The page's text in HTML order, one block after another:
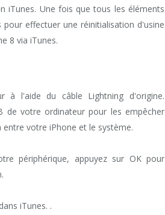
iTunes. Une fois que tous les éléments
effectuer une réinitialisation d'usine
8 via iTunes.
à l'aide du câble Lightning d'origine.
de votre ordinateur pour les empêcher
votre iPhone et le système.
périphérique, appuyez sur OK pour
iTunes. .